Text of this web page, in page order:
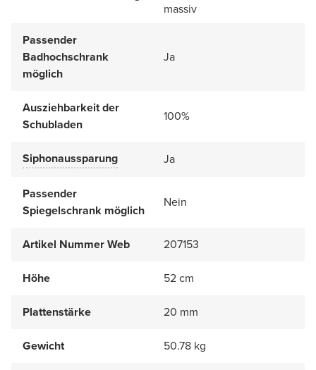
massiv
Passender
Badhochschrank
möglich
Ja
Ausziehbarkeit der
Schubladen
100%
Siphonaussparung Ja
Passender
Spiegelschrank möglich
Nein
Artikel Nummer Web 207153
Höhe 52 cm
Plattenstärke 20 mm
Gewicht 50.78 kg